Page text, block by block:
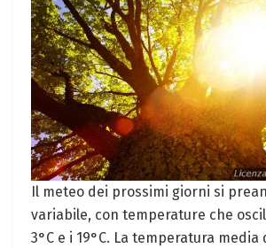
Il meteo dei prossimi giorni si
variabile, con temperature che
3°C e i 19°C. La temperatura media